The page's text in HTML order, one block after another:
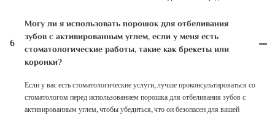
6
Могу ли я использовать порошок для отбеливания
зубов с активированным углем, если у меня есть
стоматологические работы, такие как брекеты или
коронки?
Если у вас есть стоматологические услуги, лучше проконсультироваться со
стоматологом перед использованием порошка для отбеливания зубов с
активированным углем, чтобы убедиться, что он безопасен для вашей